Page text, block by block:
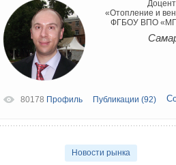
«Отопление и
ФГБОУ ВПО
80178 Профиль Публикации (92)
Новости рынка